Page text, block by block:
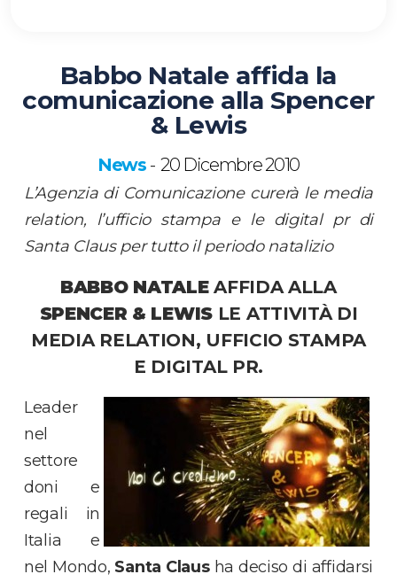
Babbo Natale affida la
comunicazione alla Spencer
& Lewis
News - 20 Dicembre 2010
L’Agenzia di Comunicazione curerà le media
relation, l’ufficio stampa e le digital pr di
Santa Claus per tutto il periodo natalizio
BABBO NATALEAFFIDA ALLA
SPENCER & LEWIS LE ATTIVITÀ DI
MEDIA RELATION, UFFICIO STAMPA
E DIGITAL PR.
Leader
nel
settore
doni e
regali in
Italia e
nel Mondo, Santa Clausha deciso di affidarsi